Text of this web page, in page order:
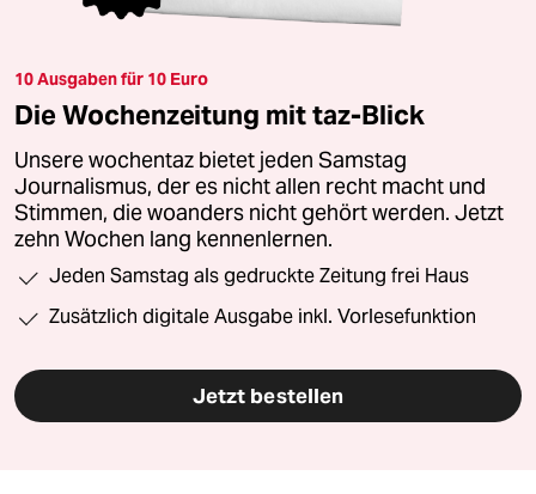
10 Ausgaben für 10 Euro
Die Wochenzeitung mit taz-Blick
Unsere wochentaz bietet jeden Samstag
Journalismus, der es nicht allen recht macht und
Stimmen, die woanders nicht gehört werden. Jetzt
zehn Wochen lang kennenlernen.
Jeden Samstag als gedruckte Zeitung frei Haus
Zusätzlich digitale Ausgabe inkl. Vorlesefunktion
Jetzt bestellen